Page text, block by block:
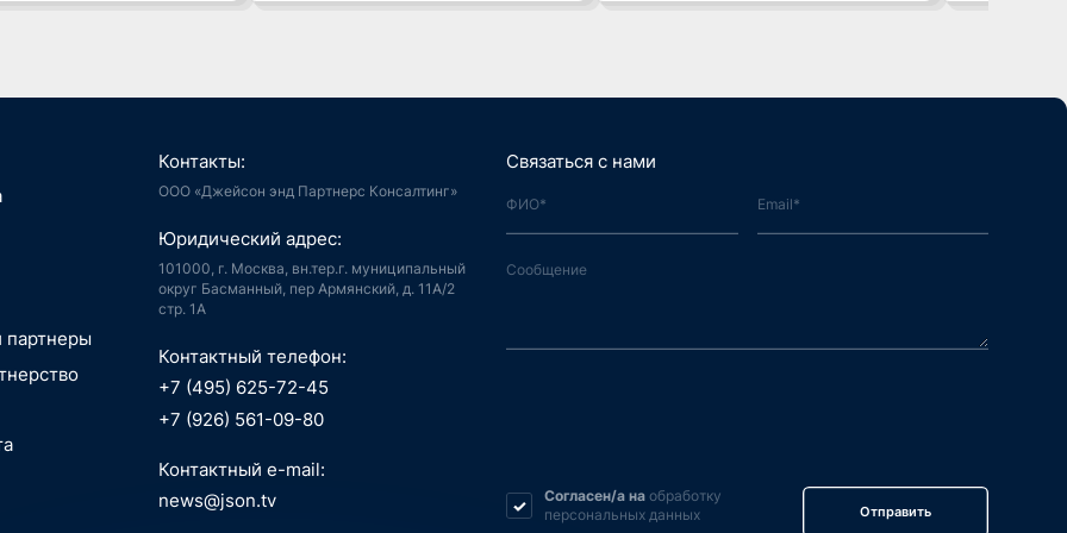
Интернет
LegalTech
данные,
4.0,
книги
АСУ ТП, IoT
3D
мотивация
БАС
город
3D
ИБ, КИИ
партнеры
Контакты:
ООО «Джейсон энд Партнерс Консалтинг»
Юридический адрес:
101000, г. Москва, вн.тер.г. муниципальный
округ Басманный, пер Армянский, д. 11А/2
стр. 1А
Контактный телефон:
+7 (495) 625-72-45
+7 (926) 561-09-80
Контактный e-mail:
news@json.tv
Связаться с нами
Согласен/а наобработку
персональных данных
Отправить